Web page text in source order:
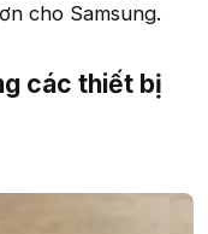
cho Samsung.
các thiết bị